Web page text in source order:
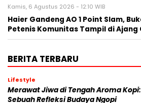
Kamis, 6 Agustus 2026 - 12:10 WIB
Haier Gandeng AO 1 Point Slam,
Petenis Komunitas Tampil di Ajang
BERITA TERBARU
Lifestyle
Merawat Jiwa di Tengah Aroma Kopi:
Sebuah Refleksi Budaya Ngopi